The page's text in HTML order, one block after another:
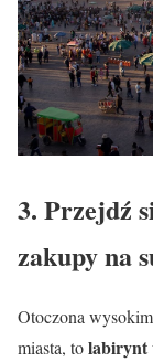
3. Przejdź
zakupy na
Otoczona
miasta, tolabirynt